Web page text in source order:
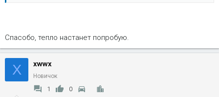
Спасобо, тепло настанет попробую.
X xwwx
Новичок
1 0